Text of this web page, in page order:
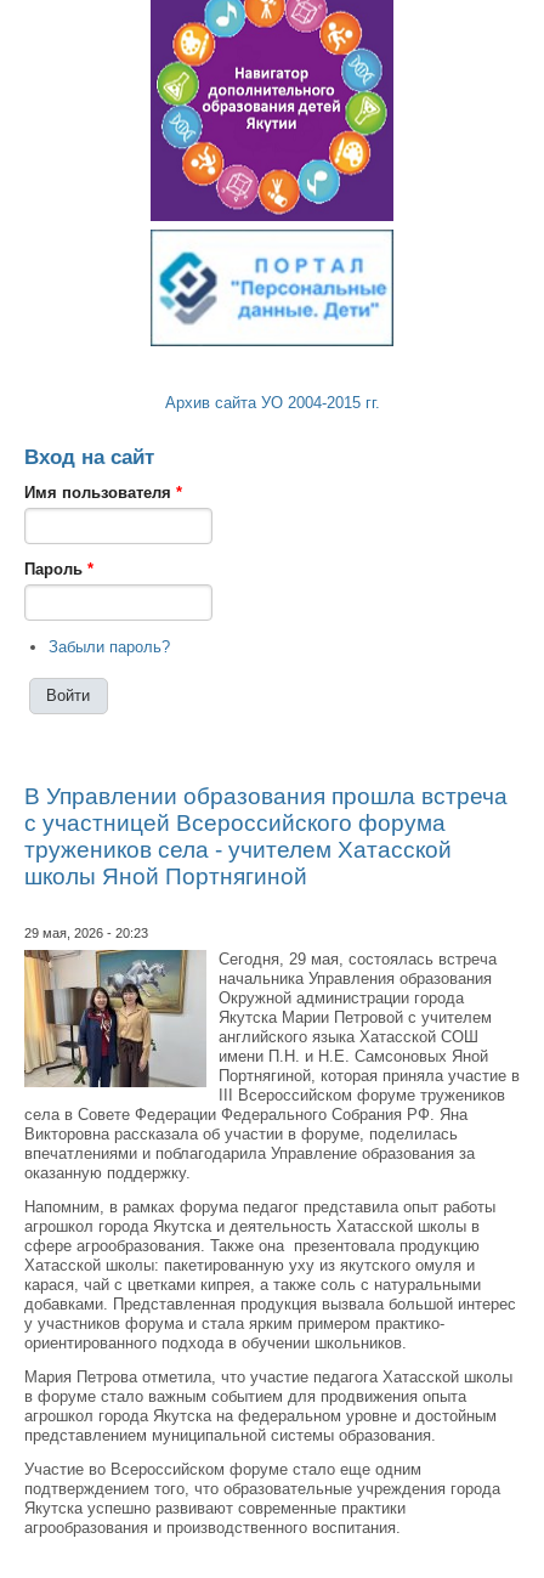
Архив сайта УО 2004-2015 гг.
Вход на сайт
Имя пользователя *
Пароль *
Забыли пароль?
В Управлении образования прошла встреча
с участницей Всероссийского форума
тружеников села - учителем Хатасской
школы Яной Портнягиной
29 мая, 2026 - 20:23
Сегодня, 29 мая, состоялась встреча
начальника Управления образования
Окружной администрации города
Якутска Марии Петровой с учителем
английского языка Хатасской СОШ
имени П.Н. и Н.Е. Самсоновых Яной
Портнягиной, которая приняла участие в
III Всероссийском форуме тружеников
села в Совете Федерации Федерального Собрания РФ. Яна
Викторовна рассказала об участии в форуме, поделилась
впечатлениями и поблагодарила Управление образования за
оказанную поддержку.
Напомним, в рамках форума педагог представила опыт работы
агрошкол города Якутска и деятельность Хатасской школы в
сфере агрообразования. Также она презентовала продукцию
Хатасской школы: пакетированную уху из якутского омуля и
карася, чай с цветками кипрея, а также соль с натуральными
добавками. Представленная продукция вызвала большой интерес
у участников форума и стала ярким примером практико-
ориентированного подхода в обучении школьников.
Мария Петрова отметила, что участие педагога Хатасской школы
в форуме стало важным событием для продвижения опыта
агрошкол города Якутска на федеральном уровне и достойным
представлением муниципальной системы образования.
Участие во Всероссийском форуме стало еще одним
подтверждением того, что образовательные учреждения города
Якутска успешно развивают современные практики
агрообразования и производственного воспитания.